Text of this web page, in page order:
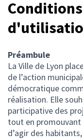
Préambule
La Ville de Lyon
de l’action
démocratique
réalisation. Elle
participative des
tout en
d’agir des